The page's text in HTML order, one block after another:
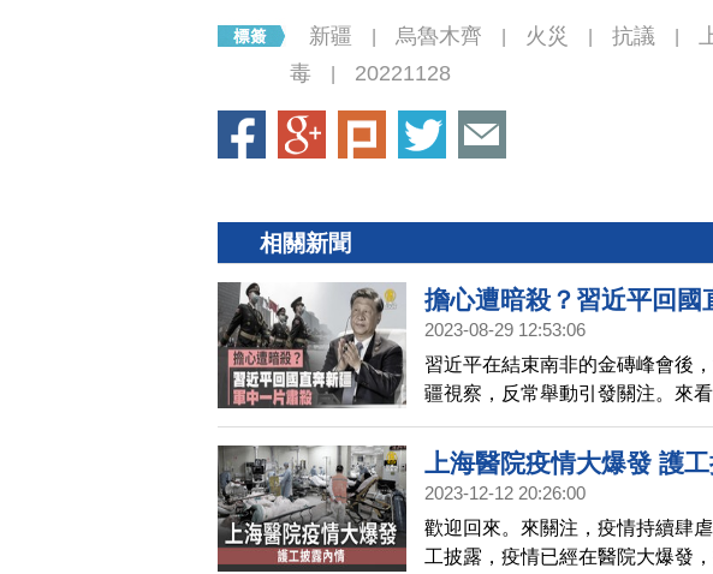
新疆 烏魯木齊 火災 抗議
毒
20221128
相關新聞
擔心遭暗殺？習近平回
2023-08-29 12:53:06
習近平在結束南非的金磚峰會後
疆視察，反常舉動引發關注。來看
上海醫院疫情大爆發 護
2023-12-12 20:26:00
歡迎回來。來關注，疫情持續肆
工披露，疫情已經在醫院大爆發